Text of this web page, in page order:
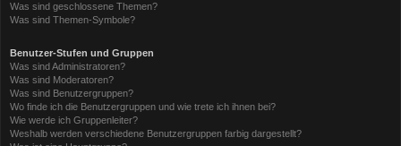
Was sind geschlossene Themen?
Was sind Themen-Symbole?
Benutzer-Stufen und Gruppen
Was sind Administratoren?
Was sind Moderatoren?
Was sind Benutzergruppen?
Wo finde ich die Benutzergruppen und wie trete ich ihnen bei?
Wie werde ich Gruppenleiter?
Weshalb werden verschiedene Benutzergruppen farbig dargestellt?